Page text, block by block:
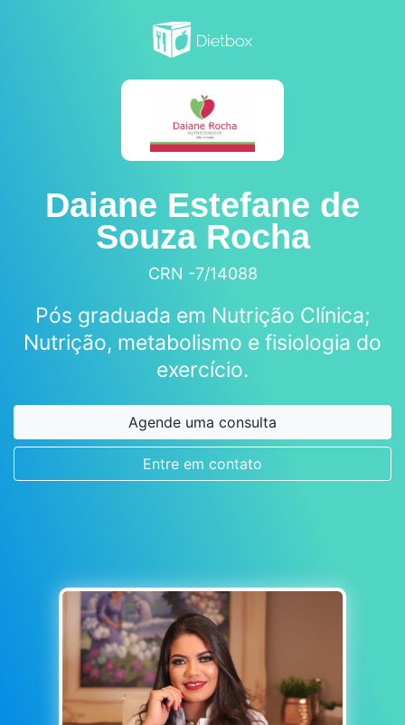
Daiane Estefane de
Souza Rocha
CRN -7/14088
Pós graduada em Nutrição Clínica;
Nutrição, metabolismo e fisiologia do
exercício.
Agende uma consulta
Entre em contato